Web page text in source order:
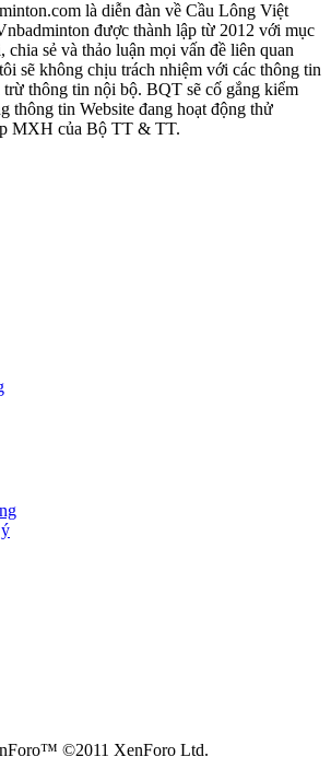
là diễn đàn về Cầu Lông Việt
được thành lập từ 2012 với mục
sẻ và thảo luận mọi vấn đề liên quan
sẽ không chịu trách nhiệm với các thông tin
thông tin nội bộ. BQT sẽ cố gắng kiểm
thông tin Website đang hoạt động thử
MXH của Bộ TT & TT.
©2011 XenForo Ltd.